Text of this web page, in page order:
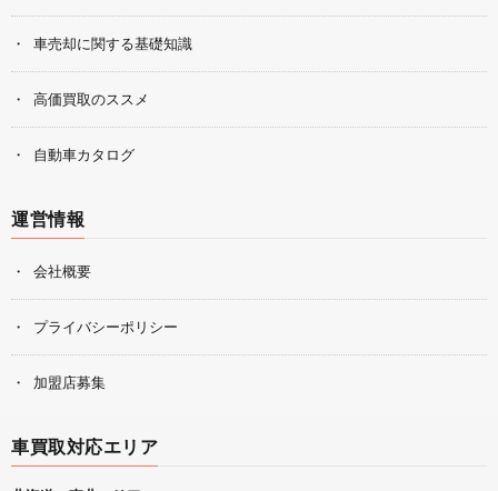
車売却に関する基礎知識
高価買取のススメ
自動車カタログ
運営情報
会社概要
プライバシーポリシー
加盟店募集
車買取対応エリア